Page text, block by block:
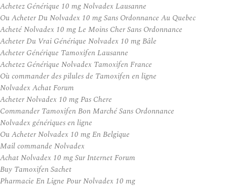
Achetez Générique 10 mg Nolvadex Lausanne
Ou Acheter Du Nolvadex 10 mg Sans Ordonnance Au Quebec
Acheté Nolvadex 10 mg Le Moins Cher Sans Ordonnance
Acheter Du Vrai Générique Nolvadex 10 mg Bâle
Acheter Générique Tamoxifen Lausanne
Achetez Générique Nolvadex Tamoxifen France
Où commander des pilules de Tamoxifen en ligne
Nolvadex Achat Forum
Acheter Nolvadex 10 mg Pas Chere
Commander Tamoxifen Bon Marché Sans Ordonnance
Nolvadex génériques en ligne
Ou Acheter Nolvadex 10 mg En Belgique
Mail commande Nolvadex
Achat Nolvadex 10 mg Sur Internet Forum
Buy Tamoxifen Sachet
Pharmacie En Ligne Pour Nolvadex 10 mg